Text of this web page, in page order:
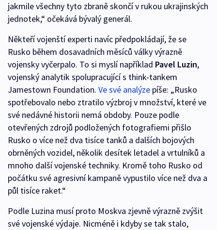
jakmile všechny tyto zbraně skončí v rukou ukrajinských
jednotek,“ očekává bývalý generál.
Někteří vojenští experti navíc předpokládají, že se
Rusko během dosavadních měsíců války výrazně
vojensky vyčerpalo. To si myslí například Pavel Luzin,
vojenský analytik spolupracující s think-tankem
Jamestown Foundation. Ve své analýze píše: „Rusko
spotřebovalo nebo ztratilo výzbroj v množství, které ve
své nedávné historii nemá obdoby. Pouze podle
otevřených zdrojů podložených fotografiemi přišlo
Rusko o více než dva tisíce tanků a dalších bojových
obrněných vozidel, několik desítek letadel a vrtulníků a
mnoho další vojenské techniky. Kromě toho Rusko od
počátku své agresivní kampaně vypustilo více než dva a
půl tisíce raket.“
Podle Luzina musí proto Moskva zjevně výrazně zvýšit
své vojenské výdaje. Nicméně i kdyby se tak stalo,